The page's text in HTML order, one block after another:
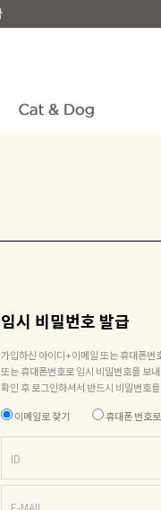
임시 비밀번호 발급
가입하신 아이디+이메일 또는 휴대폰번
또는 휴대폰번호로 임시 비밀번호를 보
확인 후 로그인하셔서 반드시 비밀번호
이메일로 찾기
휴대폰 번호
ID
E-MAIL